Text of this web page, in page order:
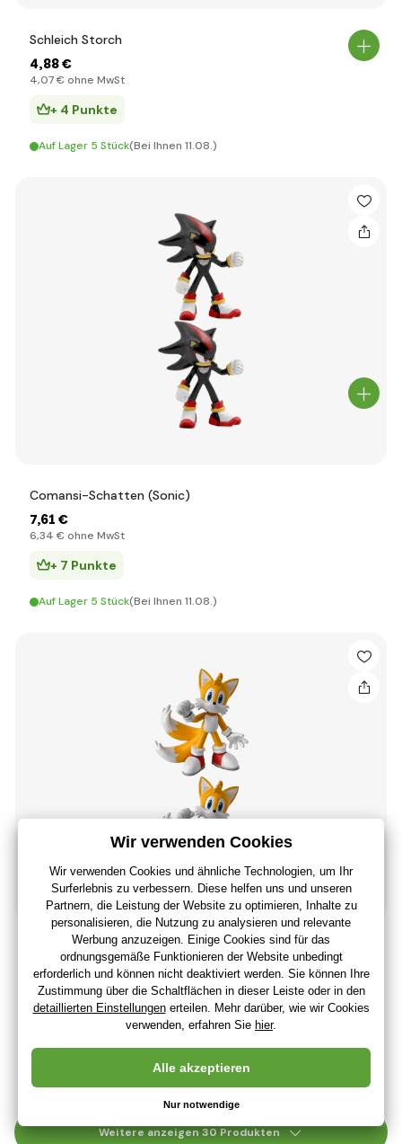
Schleich Storch
4,88 €
4,07 € ohne MwSt
+ 4 Punkte
Auf Lager 5 Stück(Bei Ihnen 11.08.)
Comansi-Schatten (Sonic)
7,61 €
6,34 € ohne MwSt
+ 7 Punkte
Auf Lager 5 Stück(Bei Ihnen 11.08.)
Comansi-Schwänze (Sonic)
6,73 €
,61 €ohne MwSt
Weitere anzeigen 30 Produkten